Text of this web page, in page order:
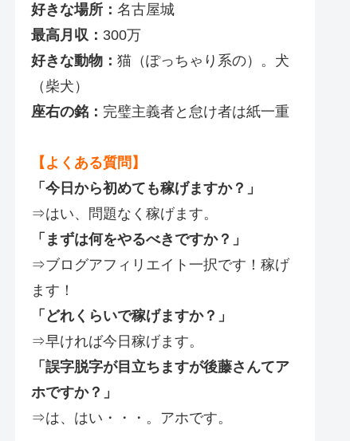
好きな場所： 名古屋城
最高月収： 300万
好きな動物： 猫（ぽっちゃり系の）。犬
（柴犬）
座右の銘： 完璧主義者と怠け者は紙一重
【よくある質問】
「今日から初めても稼げますか？」
⇒はい、問題なく稼げます。
「まずは何をやるべきですか？」
⇒ブログアフィリエイト一択です！稼げ
ます！
「どれくらいで稼げますか？」
⇒早ければ今日稼げます。
「誤字脱字が目立ちますが後藤さんてア
ホですか？」
⇒は、はい・・・。アホです。